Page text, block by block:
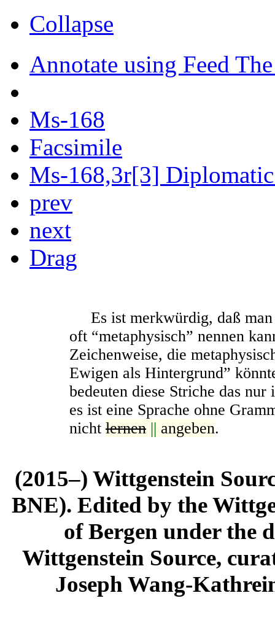
Collapse
Annotate using Feed
Ms-168
Facsimile
Ms-168,3r[3]
prev
next
Drag
Es ist merkwürdig, daß man
oft “metaphysisch” nennen
Zeichenweise, die
Ewigen als Hintergrund”
bedeuten diese Striche das
es ist eine Sprache ohne
nicht lernen || angeben.
(2015–) Wittgenstein
BNE). Edited by the
of Bergen under the
Wittgenstein Source,
Joseph Wang-